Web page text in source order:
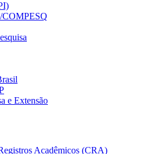
COMPESQ
e Extensão
Acadêmicos (CRA)